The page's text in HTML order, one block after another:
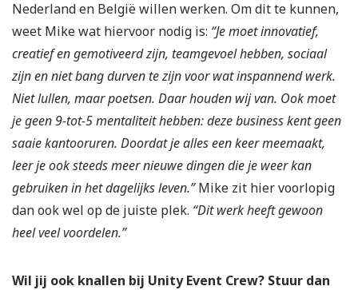
Nederland en België willen werken. Om dit te kunnen,
weet Mike wat hiervoor nodig is: “Je moet innovatief,
creatief en gemotiveerd zijn, teamgevoel hebben, sociaal
zijn en niet bang durven te zijn voor wat inspannend werk.
Niet lullen, maar poetsen. Daar houden wij van. Ook moet
je geen 9-tot-5 mentaliteit hebben: deze business kent geen
saaie kantooruren. Doordat je alles een keer meemaakt,
leer je ook steeds meer nieuwe dingen die je weer kan
gebruiken in het dagelijks leven.”Mike zit hier voorlopig
dan ook wel op de juiste plek. “Dit werk heeft gewoon
heel veel voordelen.”
Wil jij ook knallen bij Unity Event Crew? Stuur dan